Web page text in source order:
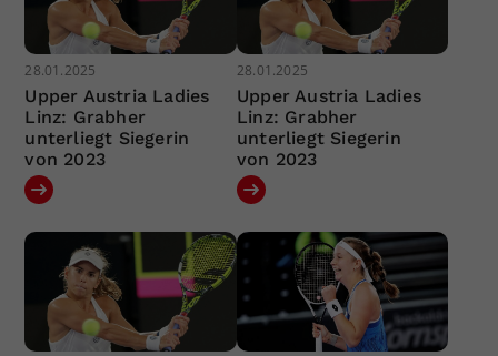
28.01.2025
Upper Austria Ladies
Linz: Grabher
unterliegt Siegerin
von 2023
28.01.2025
Upper Austria Ladies
Linz: Grabher
unterliegt Siegerin
von 2023